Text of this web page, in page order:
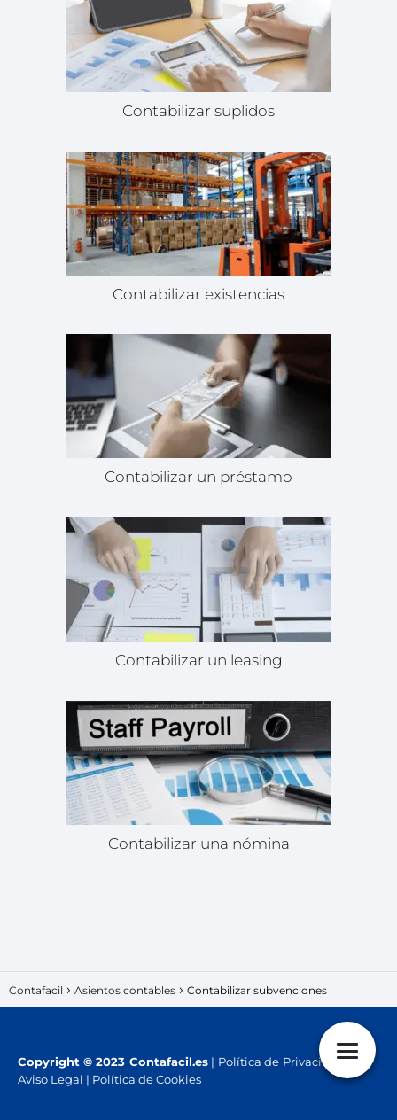
Contabilizar suplidos
Contabilizar existencias
Contabilizar un préstamo
Contabilizar un leasing
Contabilizar una nómina
Contafacil Asientos contables Contabilizar subvenciones
Copyright © 2023 Contafacil.es| Política de Privacidad|
Aviso Legal | Política de Cookies